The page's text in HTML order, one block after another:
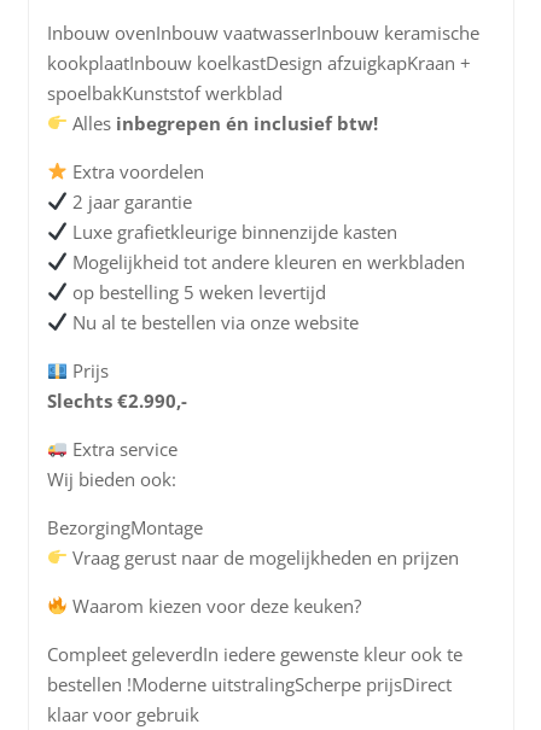
Inbouw ovenInbouw vaatwasserInbouw keramische
kookplaatInbouw koelkastDesign afzuigkapKraan +
spoelbakKunststof werkblad
Alles inbegrepen én inclusief btw!
Extra voordelen
2 jaar garantie
Luxe grafietkleurige binnenzijde kasten
Mogelijkheid tot andere kleuren en werkbladen
op bestelling 5 weken levertijd
Nu al te bestellen via onze website
Prijs
Slechts €2.990,-
Extra service
Wij bieden ook:
BezorgingMontage
Vraag gerust naar de mogelijkheden en prijzen
Waarom kiezen voor deze keuken?
Compleet geleverdIn iedere gewenste kleur ook te
bestellen !Moderne uitstralingScherpe prijsDirect
klaar voor gebruik